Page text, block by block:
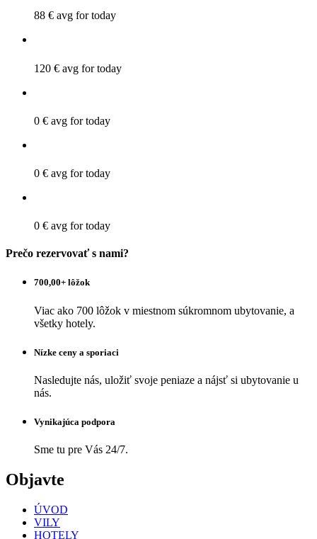
88 € avg for today
120 € avg for today
0 € avg for today
0 € avg for today
0 € avg for today
Prečo rezervovať s nami?
700,00+ lôžok
Viac ako 700 lôžok v miestnom súkromnom ubytovanie, a
všetky hotely.
Nízke ceny a sporiaci
Nasledujte nás, uložiť svoje peniaze a nájsť si ubytovanie u
nás.
Vynikajúca podpora
Sme tu pre Vás 24/7.
Objavte
ÚVOD
VILY
HOTELY